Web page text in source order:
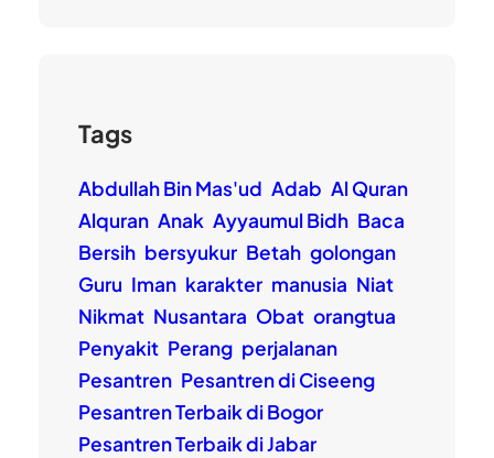
Tags
Abdullah Bin Mas'ud Adab Al Quran
Alquran Anak Ayyaumul Bidh Baca
Bersih bersyukur Betah golongan
Guru Iman karakter manusia Niat
Nikmat Nusantara Obat orangtua
Penyakit Perang perjalanan
Pesantren Pesantren di Ciseeng
Pesantren Terbaik di Bogor
Pesantren Terbaik di Jabar